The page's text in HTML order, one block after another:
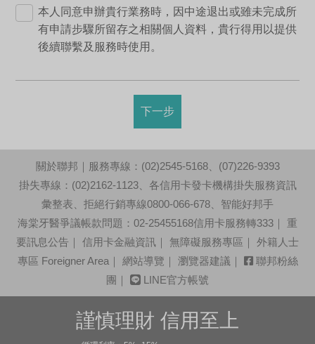
本人同意申辦貴行業務時，因中途退出或雖未完成所
有申請步驟所留存之相關個人資料，貴行得用以提供
後續聯繫及服務時使用。
下一步